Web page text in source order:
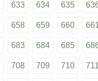
633 634 635
658 659 660
683 684 685
708 709 710 711